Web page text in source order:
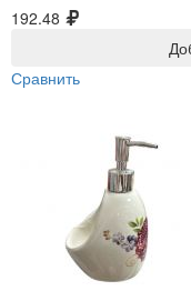
192.48
Сравнить